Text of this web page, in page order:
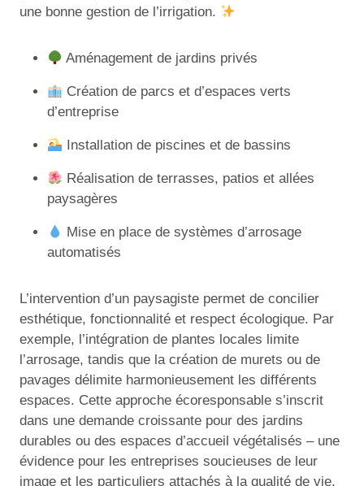
une bonne gestion de l’irrigation.
Aménagement de jardins privés
Création de parcs et d’espaces verts
d’entreprise
Installation de piscines et de bassins
Réalisation de terrasses, patios et allées
paysagères
Mise en place de systèmes d’arrosage
automatisés
L’intervention d’un paysagiste permet de concilier
esthétique, fonctionnalité et respect écologique. Par
exemple, l’intégration de plantes locales limite
l’arrosage, tandis que la création de murets ou de
pavages délimite harmonieusement les différents
espaces. Cette approche écoresponsable s’inscrit
dans une demande croissante pour des jardins
durables ou des espaces d’accueil végétalisés – une
évidence pour les entreprises soucieuses de leur
image et les particuliers attachés à la qualité de vie.